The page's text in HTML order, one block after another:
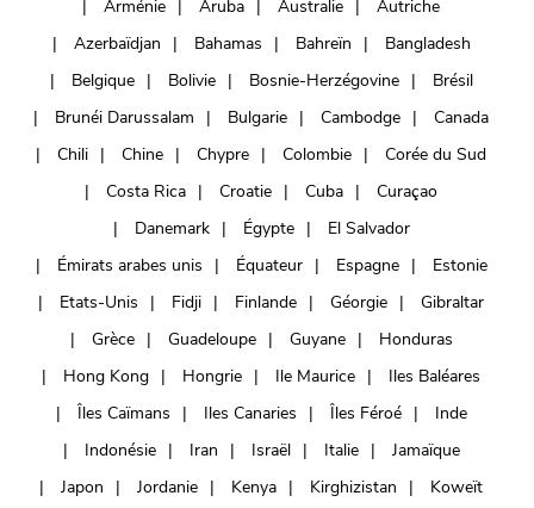
Arménie
Aruba Australie
Autriche
Azerbaïdjan
Bahamas Bahreïn
Bangladesh
Belgique
Bolivie Bosnie-Herzégovine
Brésil
Brunéi Darussalam
Bulgarie Cambodge
Canada
Chili
Chine Chypre Colombie
Corée du Sud
Costa Rica
Croatie Cuba
Curaçao
Danemark
Égypte
El Salvador
Émirats arabes unis
Équateur Espagne
Estonie
Etats-Unis
Fidji Finlande Géorgie
Gibraltar
Grèce
Guadeloupe Guyane
Honduras
Hong Kong
Hongrie Ile Maurice
Iles Baléares
Îles Caïmans
Iles Canaries Îles Féroé
Inde
Indonésie
Iran Israël Italie
Jamaïque
Japon
Jordanie Kenya Kirghizistan
Koweït